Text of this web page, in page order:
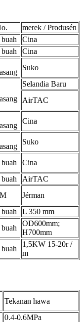
merek / Produsén
buah
Cina
Cina
Suko
Selandia Baru
AirTAC
Cina
Suko
buah
Cina
buah
AirTAC
Jérman
buah
L 350 mm
buah
OD600mm;
H700mm
buah
1,5KW 15-20r /
m
Tekanan hawa
0.4-0.6MPa